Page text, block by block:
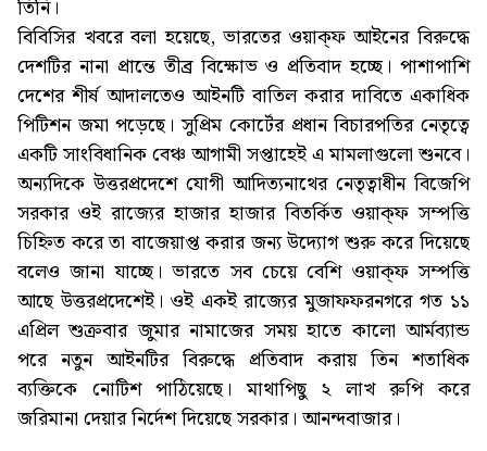
তিনি।
বিবিসির খবরে বলা হয়েছে, ভারতের ওয়াক্ফ আইনের বিরুদ্ধে
দেশটির নানা প্রান্তে তীব্র বিক্ষোভ ও প্রতিবাদ হচ্ছে। পাশাপাশি
দেশের শীর্ষ আদালতেও আইনটি বাতিল করার দাবিতে একাধিক
পিটিশন জমা পড়েছে। সুপ্রিম কোর্টের প্রধান বিচারপতির নেতৃত্বে
একটি সাংবিধানিক বেঞ্চ আগামী সপ্তাহেই এ মামলাগুলো শুনবে।
অন্যদিকে উত্তরপ্রদেশে যোগী আদিত্যনাথের নেতৃত্বাধীন বিজেপি
সরকার ওই রাজ্যের হাজার হাজার বিতর্কিত ওয়াক্ফ সম্পত্তি
চিহ্নিত করে তা বাজেয়াপ্ত করার জন্য উদ্যোগ শুরু করে দিয়েছে
বলেও জানা যাচ্ছে। ভারতে সব চেয়ে বেশি ওয়াক্ফ সম্পত্তি
আছে উত্তরপ্রদেশেই। ওই একই রাজ্যের মুজাফফরনগরে গত ১১
এপ্রিল শুক্রবার জুমার নামাজের সময় হাতে কালো আর্মব্যান্ড
পরে নতুন আইনটির বিরুদ্ধে প্রতিবাদ করায় তিন শতাধিক
ব্যক্তিকে নোটিশ পাঠিয়েছে। মাথাপিছু ২ লাখ রুপি করে
জরিমানা দেয়ার নির্দেশ দিয়েছে সরকার। আনন্দবাজার।